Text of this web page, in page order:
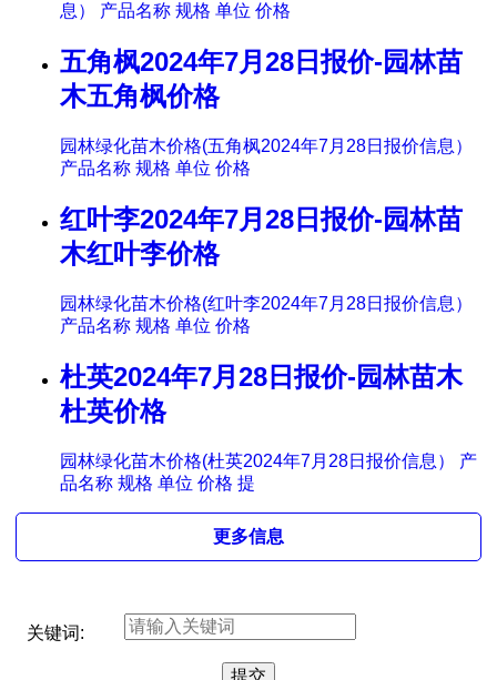
息） 产品名称 规格 单位 价格
五角枫2024年7月28日报价-园林苗
木五角枫价格
园林绿化苗木价格(五角枫2024年7月28日报价信息）
产品名称 规格 单位 价格
红叶李2024年7月28日报价-园林苗
木红叶李价格
园林绿化苗木价格(红叶李2024年7月28日报价信息）
产品名称 规格 单位 价格
杜英2024年7月28日报价-园林苗木
杜英价格
园林绿化苗木价格(杜英2024年7月28日报价信息） 产
品名称 规格 单位 价格 提
更多信息
关键词: